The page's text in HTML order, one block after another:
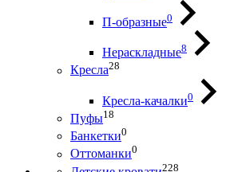
П-образные0
Нераскладные8
Кресла28
Кресла-качалки0
Пуфы18
Банкетки0
Оттоманки0
228